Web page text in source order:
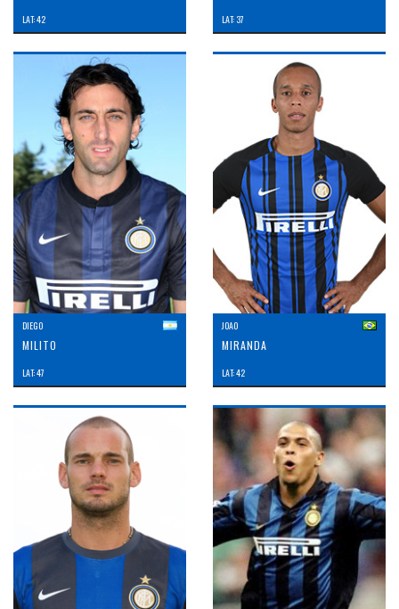
LAT: 42 LAT: 37
DIEGO
MILITO
LAT: 47
JOAO
MIRANDA
LAT: 42